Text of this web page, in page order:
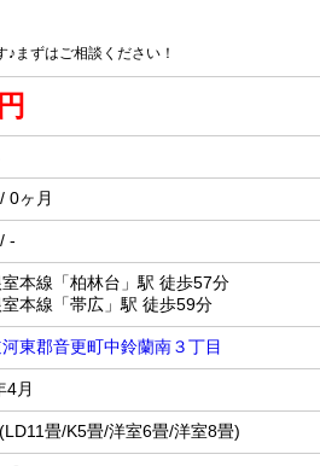
まずはご相談ください！
0ヶ月
-
室本線「柏林台」駅 徒歩57分
室本線「帯広」駅 徒歩59分
東郡音更町中鈴蘭南３丁目
4月
畳/K5畳/洋室6畳/洋室8畳)